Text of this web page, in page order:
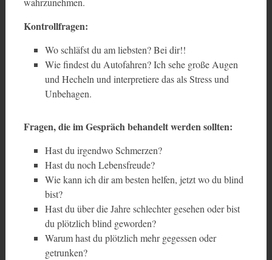
Kontrollfragen:
Wo schläfst du am liebsten? Bei dir!!
Wie findest du Autofahren? Ich sehe große Augen
und Hecheln und interpretiere das als Stress und
Unbehagen.
Fragen, die im Gespräch behandelt werden sollten:
Hast du irgendwo Schmerzen?
Hast du noch Lebensfreude?
Wie kann ich dir am besten helfen, jetzt wo du blind
bist?
Hast du über die Jahre schlechter gesehen oder bist
du plötzlich blind geworden?
Warum hast du plötzlich mehr gegessen oder
getrunken?